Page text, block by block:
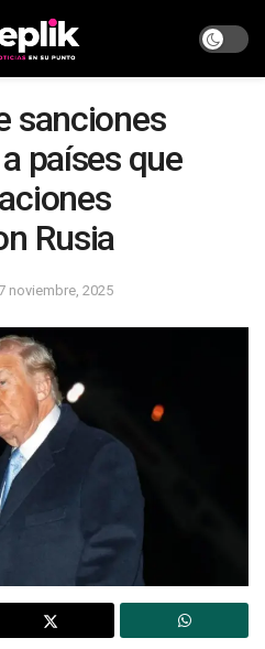
sanciones
países que
Rusia
noviembre, 2025